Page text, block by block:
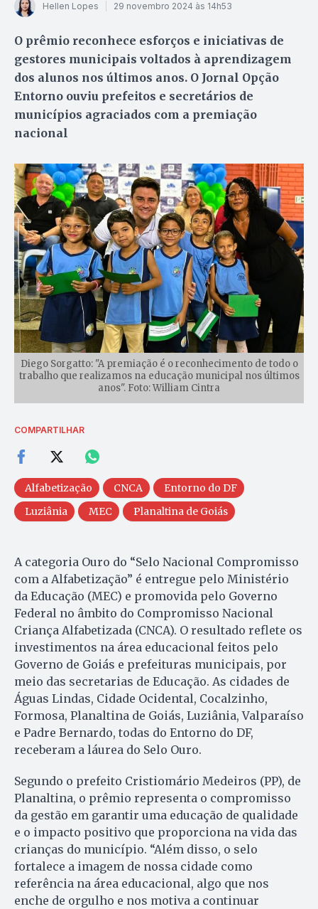
Hellen Lopes 29 novembro 2024 às 14h53
O prêmio reconhece esforços e iniciativas de
gestores municipais voltados à aprendizagem
dos alunos nos últimos anos. O Jornal Opção
Entorno ouviu prefeitos e secretários de
municípios agraciados com a premiação
nacional
Diego Sorgatto: "A premiação é o reconhecimento de todo o
trabalho que realizamos na educação municipal nos últimos
anos". Foto: William Cintra
COMPARTILHAR
Alfabetização CNCA
Entorno do DF
Luziânia
MEC Planaltina de Goiás
A categoria Ouro do “Selo Nacional Compromisso
com a Alfabetização” é entregue pelo Ministério
da Educação (MEC) e promovida pelo Governo
Federal no âmbito do Compromisso Nacional
Criança Alfabetizada (CNCA). O resultado reflete os
investimentos na área educacional feitos pelo
Governo de Goiás e prefeituras municipais, por
meio das secretarias de Educação. As cidades de
Águas Lindas, Cidade Ocidental, Cocalzinho,
Formosa, Planaltina de Goiás, Luziânia, Valparaíso
e Padre Bernardo, todas do Entorno do DF,
receberam a láurea do Selo Ouro.
Segundo o prefeito Cristiomário Medeiros (PP), de
Planaltina, o prêmio representa o compromisso
da gestão em garantir uma educação de qualidade
e o impacto positivo que proporciona na vida das
crianças do município. “Além disso, o selo
fortalece a imagem de nossa cidade como
referência na área educacional, algo que nos
enche de orgulho e nos motiva a continuar